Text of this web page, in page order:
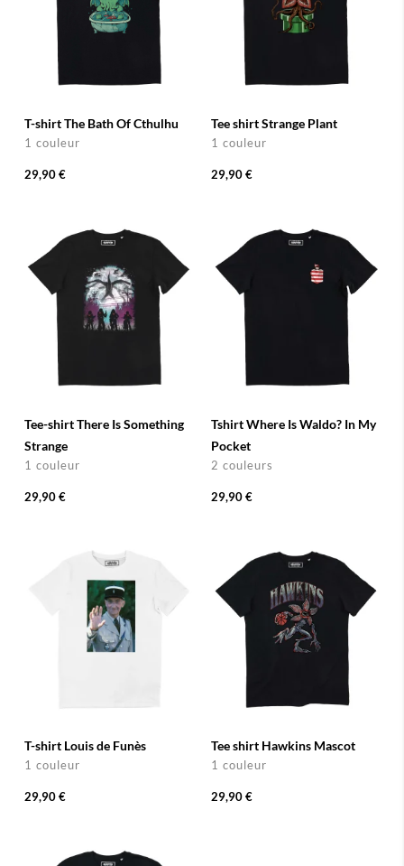
T-shirt The Bath Of Cthulhu
1 couleur
29,90 €
Tee shirt Strange Plant
1 couleur
29,90 €
Tee-shirt There Is Something
Strange
1 couleur
29,90 €
Tshirt Where Is Waldo? In My
Pocket
2 couleurs
29,90 €
T-shirt Louis de Funès
1 couleur
29,90 €
Tee shirt Hawkins Mascot
1 couleur
29,90 €